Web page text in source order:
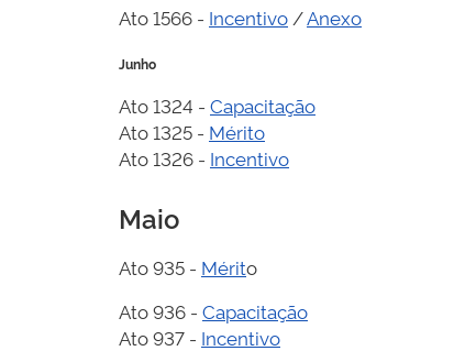
Ato 1566 - Incentivo /Anexo
Junho
Ato 1324 - Capacitação
Ato 1325 - Mérito
Ato 1326 - Incentivo
Maio
Ato 935 - Mérito
Ato 936 - Capacitação
Ato 937 - Incentivo